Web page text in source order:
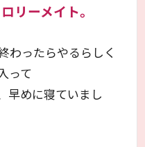
リーメイト。
わったらやるらしく
って
早めに寝ていまし